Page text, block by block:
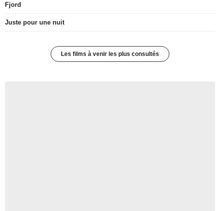
Fjord
Juste pour une nuit
Les films à venir les plus consultés